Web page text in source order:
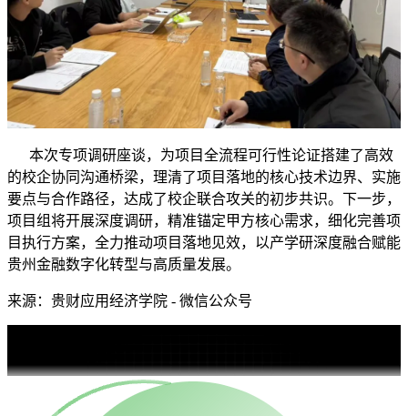
本次专项调研座谈，为项目全流程可行性论证搭建了高效
的校企协同沟通桥梁，理清了项目落地的核心技术边界、实施
要点与合作路径，达成了校企联合攻关的初步共识。下一步，
项目组将开展深度调研，精准锚定甲方核心需求，细化完善项
目执行方案，全力推动项目落地见效，以产学研深度融合赋能
贵州金融数字化转型与高质量发展。
来源：贵财应用经济学院 - 微信公众号